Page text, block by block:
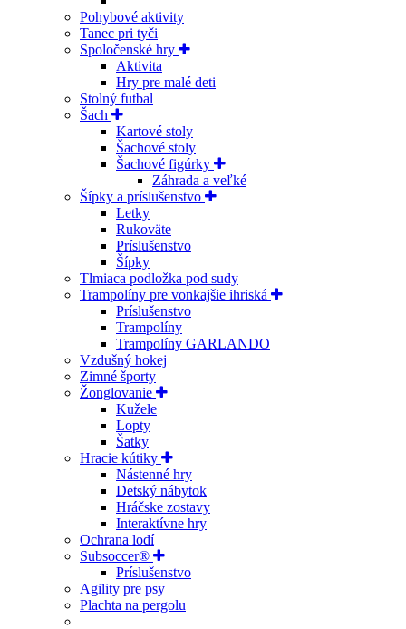
Pohybové aktivity
Tanec pri tyči
Spoločenské hry
Aktivita
Hry pre malé deti
Stolný futbal
Šach
Kartové stoly
Šachové stoly
Šachové figúrky
Záhrada a veľké
Šípky a príslušenstvo
Letky
Rukoväte
Príslušenstvo
Šípky
Tlmiaca podložka pod sudy
Trampolíny pre vonkajšie ihriská
Príslušenstvo
Trampolíny
Trampolíny GARLANDO
Vzdušný hokej
Zimné športy
Žonglovanie
Kužele
Lopty
Šatky
Hracie kútiky
Nástenné hry
Detský nábytok
Hráčske zostavy
Interaktívne hry
Ochrana lodí
Subsoccer®
Príslušenstvo
Agility pre psy
Plachta na pergolu